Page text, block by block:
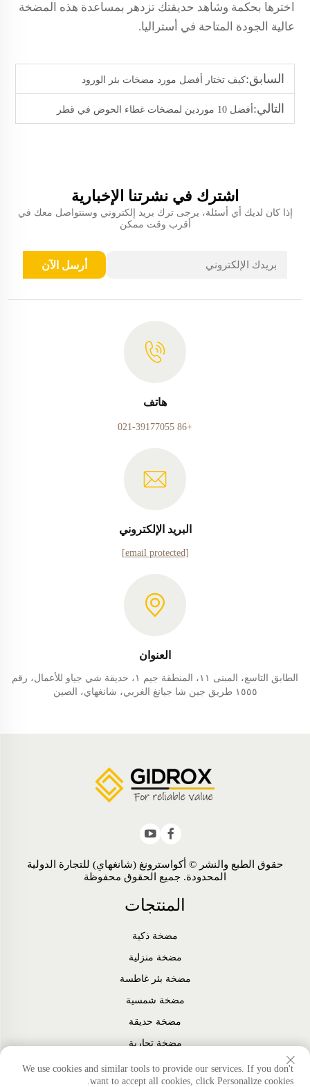
اخترها بحكمة وشاهد حديقتك تزدهر بمساعدة هذه المضخة
عالية الجودة المتاحة في أستراليا.
السابق:كيف تختار أفضل مورد مضخات بئر الورود
التالي: أفضل 10 موردين لمضخات غطاء الحوض في قطر
اشترك في نشرتنا الإخبارية
إذا كان لديك أي أسئلة، يرجى ترك بريد إلكتروني وسنتواصل معك في
أقرب وقت ممكن
أرسل الآن
هاتف
+86 021-39177055
البريد الإلكتروني
[email protected]
العنوان
الطابق التاسع، المبنى ١١، المنطقة جيم ١، حديقة شي جياو للأعمال، رقم
١٥٥٥ طريق جين شا جيانغ الغربي، شانغهاي، الصين
حقوق الطبع والنشر © أكواسترونغ (شانغهاي) للتجارة الدولية
المحدودة. جميع الحقوق محفوظة
المنتجات
مضخة ذكية
مضخة منزلية
مضخة بئر غاطسة
مضخة شمسية
مضخة حديقة
مضخة تجارية
مروحة
We use cookies and similar tools to provide our services. If you don't
want to accept all cookies, click Personalize cookies.